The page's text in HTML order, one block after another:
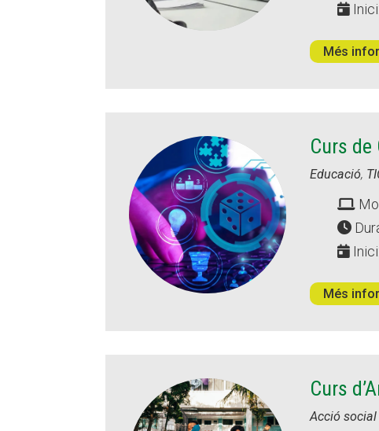
Més
Curs
Educació,
Més
Curs
Acció